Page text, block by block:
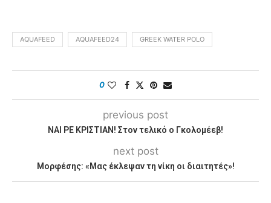
AQUAFEED AQUAFEED24 GREEK WATER POLO
0
previous post
ΝΑΙ ΡΕ ΚΡΙΣΤΙΑΝ! Στον τελικό ο Γκολομέεβ!
next post
Μορφέσης: «Μας έκλεψαν τη νίκη οι διαιτητές»!